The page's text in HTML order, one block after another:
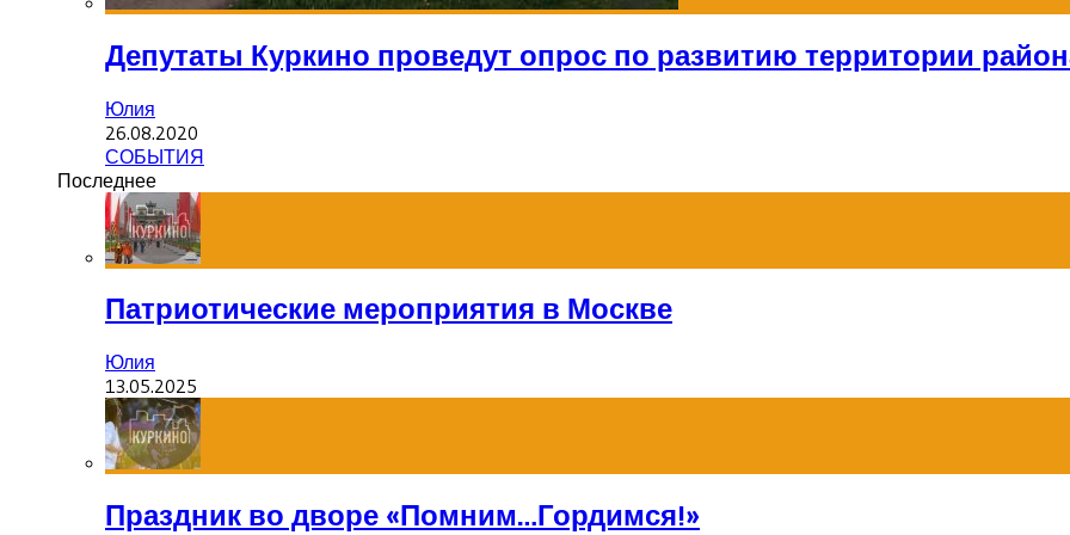
Депутаты Куркино проведут опрос по развитию территории
Юлия
26.08.2020
СОБЫТИЯ
Последнее
Патриотические мероприятия в Москве
Юлия
13.05.2025
Праздник во дворе «Помним…Гордимся!»